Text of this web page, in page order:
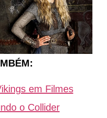
em Filmes
o Collider